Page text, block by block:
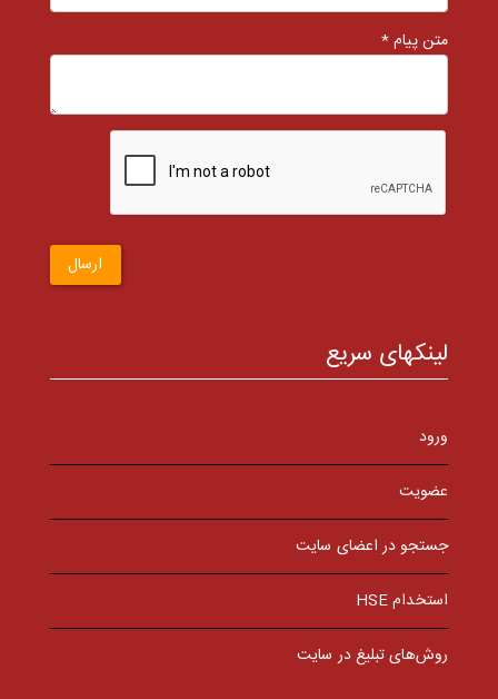
متن پیام *
ارسال
لینکهای سریع
ورود
عضویت
جستجو در اعضای سایت
استخدام HSE
روش‌های تبلیغ در سایت